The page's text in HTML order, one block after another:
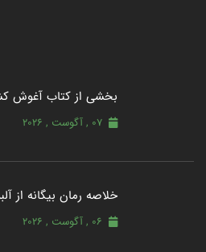
بخشی از کتاب آغوش
07 , آگوست , 2026
خلاصه رمان بیگانه از
06 , آگوست , 2026